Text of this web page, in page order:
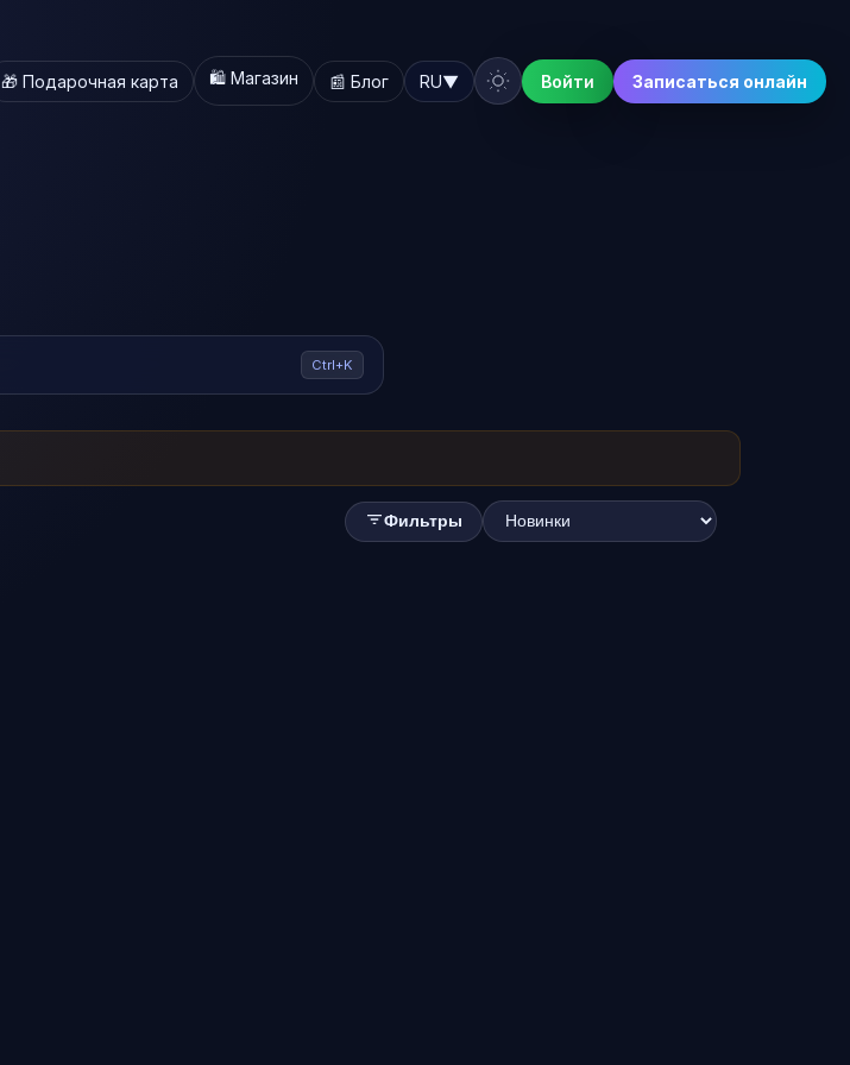
🎁 Подарочная карта 🛍️ Магазин 📰 Блог RU▼ Войти Записаться онлайн
Ctrl+K
Фильтры